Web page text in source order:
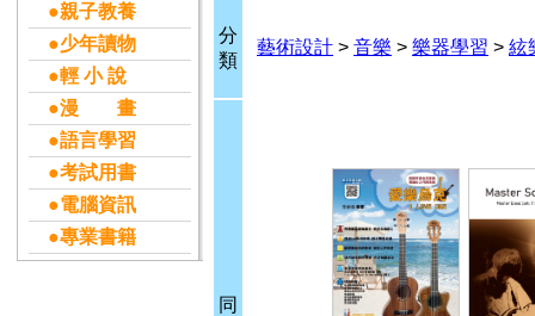
●親子教養
●少年讀物
●輕 小 說
●漫 畫
●語言學習
●考試用書
●電腦資訊
●專業書籍
分
類
藝術設計 > 音樂 > 樂器學習 > 絃
同